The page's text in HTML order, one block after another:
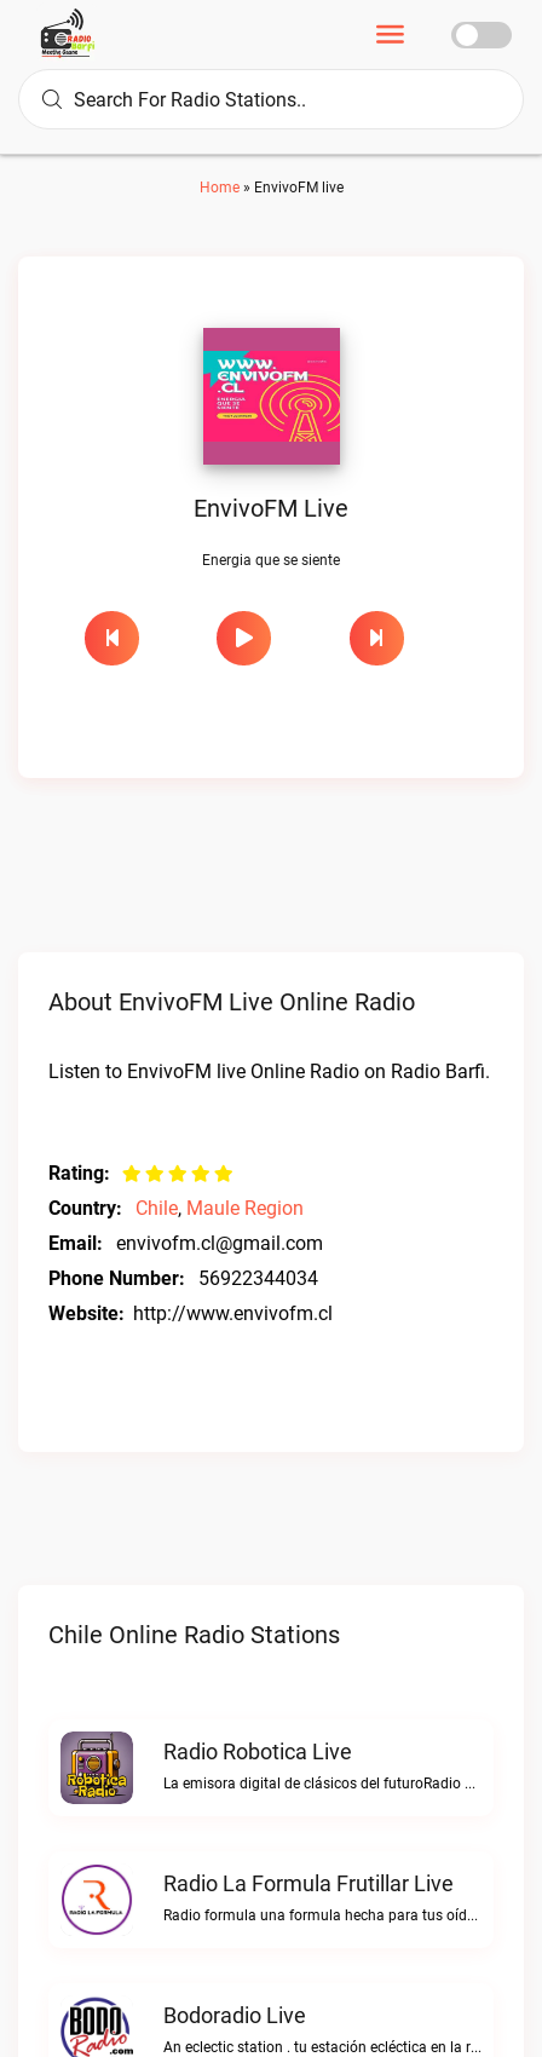
Home» EnvivoFM live
EnvivoFM Live
Energia que se siente
About EnvivoFM Live Online Radio
Listen to EnvivoFM live Online Radio on Radio Barfi.
Rating:
Country:
Chile, Maule Region
Email:
envivofm.cl@gmail.com
Phone Number:
56922344034
Website: http://www.envivofm.cl
Chile Online Radio Stations
Radio Robotica Live
La emisora digital de clásicos del futuroRadio Robotica live
Radio La Formula Frutillar Live
Radio formula una formula hecha para tus oídos.Radio La Formula Frutillar live
Bodoradio Live
An eclectic station . tu estación ecléctica en la red."Bodoradio live